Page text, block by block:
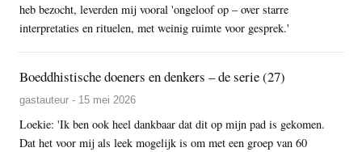
heb bezocht, leverden mij vooral 'ongeloof op – over starre
interpretaties en rituelen, met weinig ruimte voor gesprek.'
Boeddhistische doeners en denkers – de serie (27)
gastauteur - 15 mei 2026
Loekie: 'Ik ben ook heel dankbaar dat dit op mijn pad is gekomen.
Dat het voor mij als leek mogelijk is om met een groep van 60